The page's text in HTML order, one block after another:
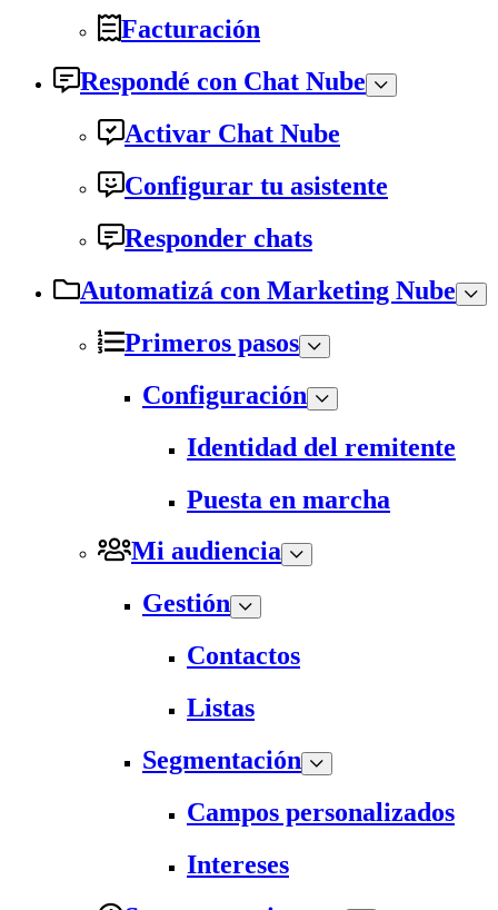
Facturación
Respondé con Chat Nube
Activar Chat Nube
Configurar tu asistente
Responder chats
Automatizá con Marketing Nube
Primeros pasos
Configuración
Identidad del remitente
Puesta en marcha
Mi audiencia
Gestión
Contactos
Listas
Segmentación
Campos personalizados
Intereses